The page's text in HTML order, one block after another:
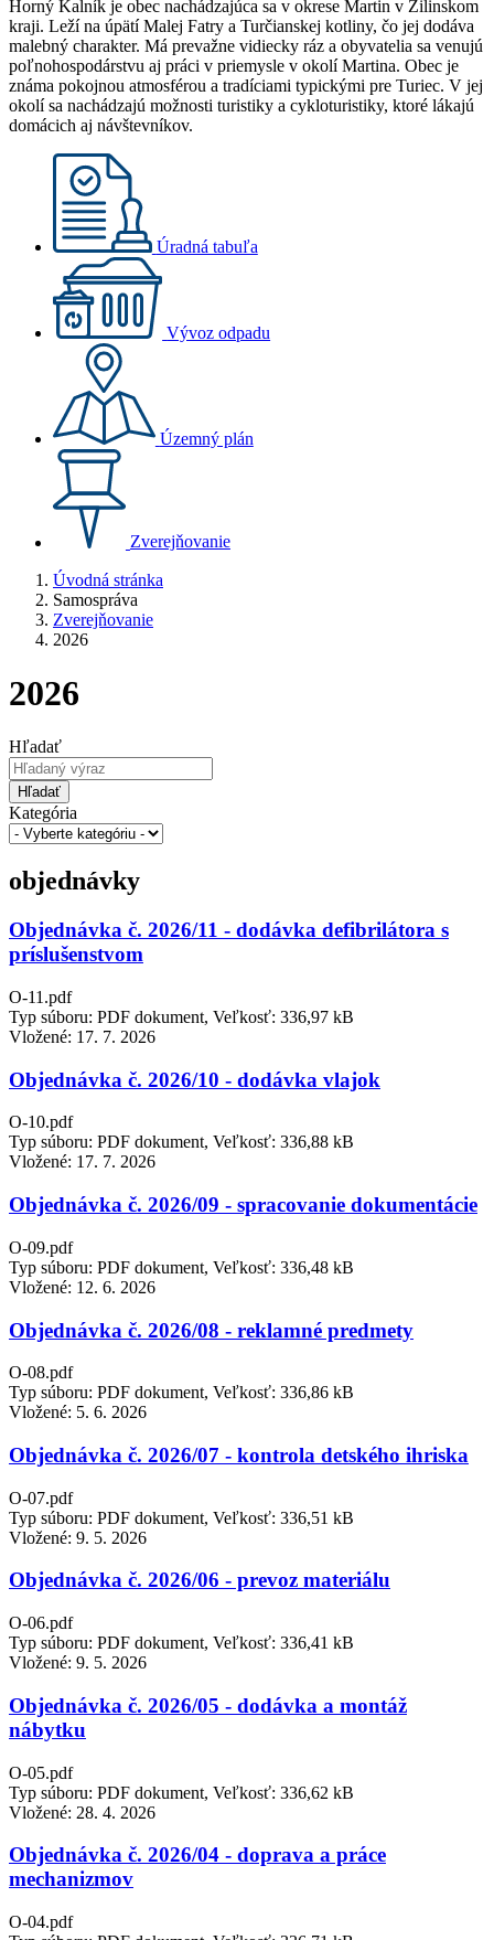
Horný Kalník je obec nachádzajúca sa v okrese Martin v Žilinskom
kraji. Leží na úpätí Malej Fatry a Turčianskej kotliny, čo jej dodáva
malebný charakter. Má prevažne vidiecky ráz a obyvatelia sa venujú
poľnohospodárstvu aj práci v priemysle v okolí Martina. Obec je
známa pokojnou atmosférou a tradíciami typickými pre Turiec. V jej
okolí sa nachádzajú možnosti turistiky a cykloturistiky, ktoré lákajú
domácich aj návštevníkov.
Úradná tabuľa
Vývoz odpadu
Územný plán
Zverejňovanie
Úvodná stránka
Samospráva
Zverejňovanie
2026
2026
Hľadať
Hľadať
Kategória
objednávky
Objednávka č. 2026/11 - dodávka defibrilátora s
príslušenstvom
O-11.pdf
Typ súboru: PDF dokument, Veľkosť: 336,97 kB
Vložené: 17. 7. 2026
Objednávka č. 2026/10 - dodávka vlajok
O-10.pdf
Typ súboru: PDF dokument, Veľkosť: 336,88 kB
Vložené: 17. 7. 2026
Objednávka č. 2026/09 - spracovanie dokumentácie
O-09.pdf
Typ súboru: PDF dokument, Veľkosť: 336,48 kB
Vložené: 12. 6. 2026
Objednávka č. 2026/08 - reklamné predmety
O-08.pdf
Typ súboru: PDF dokument, Veľkosť: 336,86 kB
Vložené: 5. 6. 2026
Objednávka č. 2026/07 - kontrola detského ihriska
O-07.pdf
Typ súboru: PDF dokument, Veľkosť: 336,51 kB
Vložené: 9. 5. 2026
Objednávka č. 2026/06 - prevoz materiálu
O-06.pdf
Typ súboru: PDF dokument, Veľkosť: 336,41 kB
Vložené: 9. 5. 2026
Objednávka č. 2026/05 - dodávka a montáž
nábytku
O-05.pdf
Typ súboru: PDF dokument, Veľkosť: 336,62 kB
Vložené: 28. 4. 2026
Objednávka č. 2026/04 - doprava a práce
mechanizmov
O-04.pdf